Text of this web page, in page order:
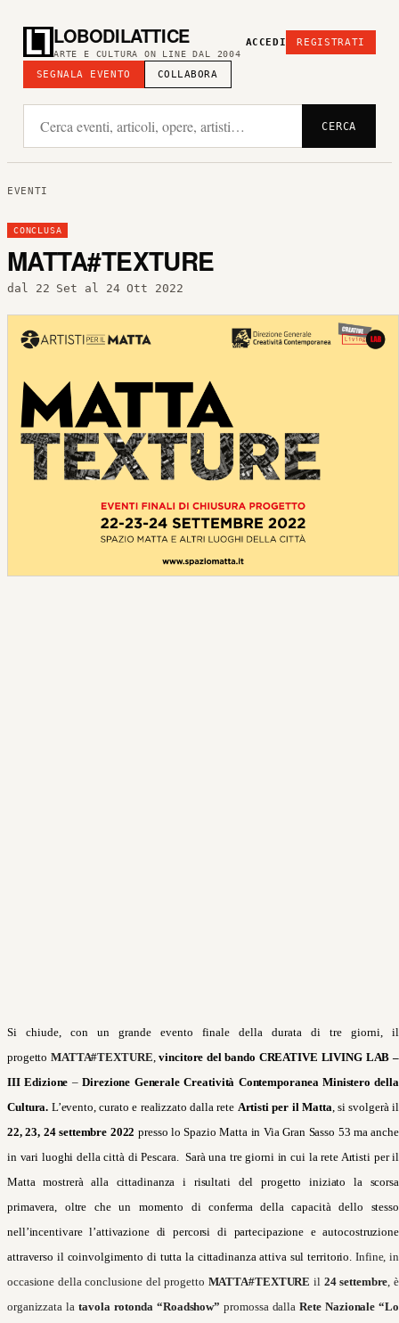
LOBODILATTICE
ARTE E CULTURA ON LINE DAL 2004
SEGNALA EVENTO COLLABORA
ACCEDI REGISTRATI
CERCA
EVENTI
CONCLUSA
MATTA#TEXTURE
dal 22 Set al 24 Ott 2022
Si chiude, con un grande evento finale della durata di tre giorni, il
progetto MATTA#TEXTURE ,vincitore del bando CREATIVE LIVING LAB –
III Edizione –Direzione Generale Creatività Contemporanea Ministero della
Cultura. L’evento, curato e realizzato dalla rete Artisti per il Matta , si svolgerà il
22, 23, 24 settembre 2022 presso lo Spazio Matta in Via Gran Sasso 53 ma anche
in vari luoghi della città di Pescara. Sarà una tre giorni in cui la rete Artisti per il
Matta mostrerà alla cittadinanza i risultati del progetto iniziato la scorsa
primavera, oltre che un momento di conferma della capacità dello stesso
nell’incentivare l’attivazione di percorsi di partecipazione e autocostruzione
attraverso il coinvolgimento di tutta la cittadinanza attiva sul territorio.Infine, in
occasione della conclusione del progetto MATTA#TEXTUREil 24 settembre , è
organizzata latavola rotonda “Roadshow”promossa dallaRete Nazionale “Lo